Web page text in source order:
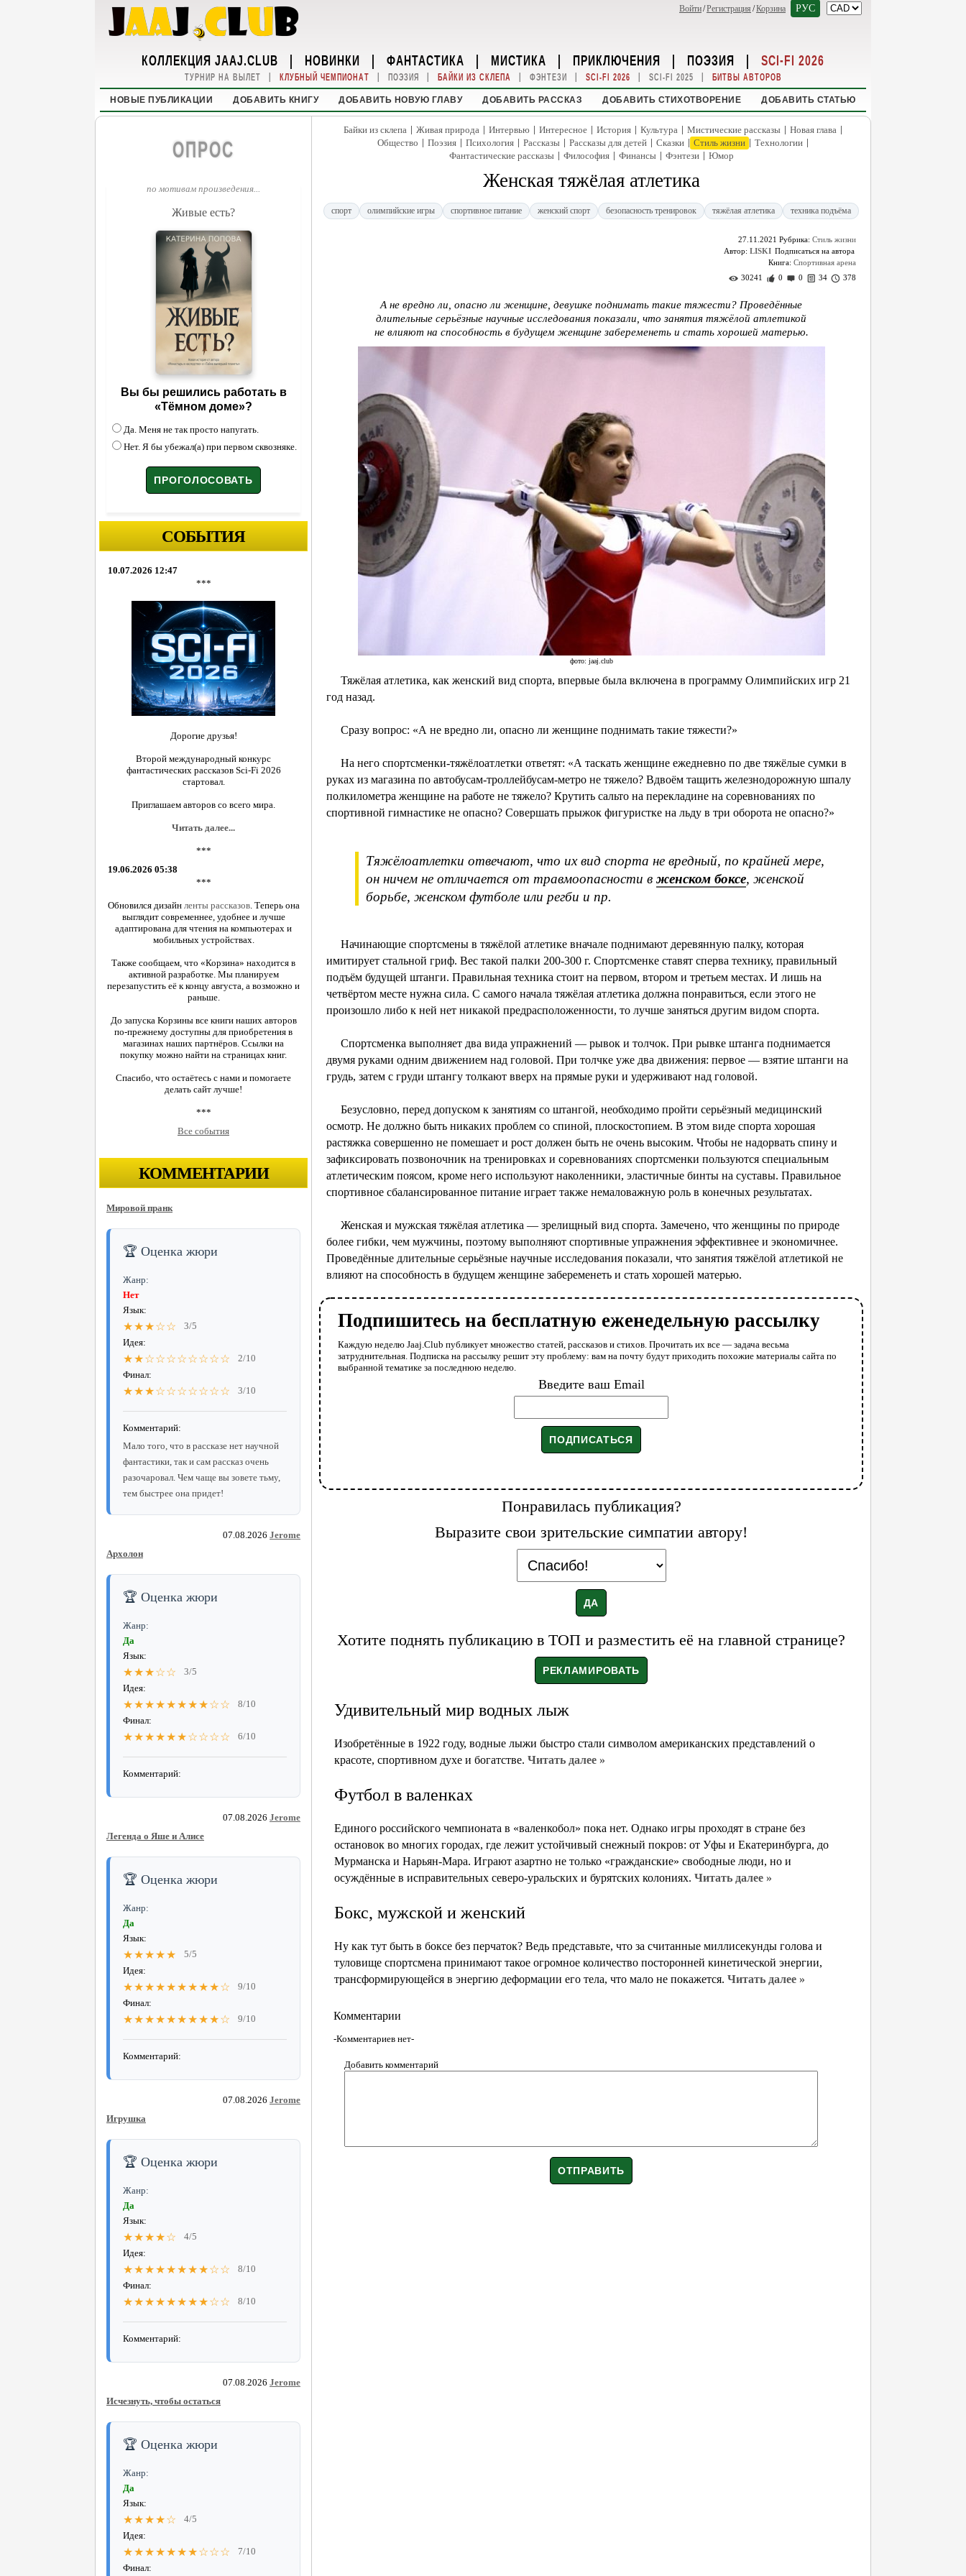
Войти/Регистрация /Корзина РУС
КОЛЛЕКЦИЯ JAAJ.CLUB | НОВИНКИ | ФАНТАСТИКА | МИСТИКА | ПРИКЛЮЧЕНИЯ | ПОЭЗИЯ | SCI-FI 2026
ТУРНИР НА ВЫЛЕТ | КЛУБНЫЙ ЧЕМПИОНАТ | ПОЭЗИЯ | БАЙКИ ИЗ СКЛЕПА | ФЭНТЕЗИ | SCI-FI 2026 | SCI-FI 2025 | БИТВЫ АВТОРОВ
НОВЫЕ ПУБЛИКАЦИИ ДОБАВИТЬ КНИГУ ДОБАВИТЬ НОВУЮ ГЛАВУ ДОБАВИТЬ РАССКАЗ ДОБАВИТЬ СТИХОТВОРЕНИЕ ДОБАВИТЬ СТАТЬЮ
ОПРОС
по мотивам произведения...
Живые есть?
Вы бы решились работать в
«Тёмном доме»?
Да. Меня не так просто напугать.
Нет. Я бы убежал(а) при первом сквозняке.
СОБЫТИЯ
10.07.2026 12:47
***
Дорогие друзья!
Второй международный конкурс
фантастических рассказов Sci-Fi 2026
стартовал.
Приглашаем авторов со всего мира.
Читать далее...
***
19.06.2026 05:38
***
Обновился дизайн ленты рассказов. Теперь она
выглядит современнее, удобнее и лучше
адаптирована для чтения на компьютерах и
мобильных устройствах.
Также сообщаем, что «Корзина» находится в
активной разработке. Мы планируем
перезапустить её к концу августа, а возможно и
раньше.
До запуска Корзины все книги наших авторов
по-прежнему доступны для приобретения в
магазинах наших партнёров. Ссылки на
покупку можно найти на страницах книг.
Спасибо, что остаётесь с нами и помогаете
делать сайт лучше!
***
Все события
КОММЕНТАРИИ
Мировой пранк
🏆 Оценка жюри
Жанр:
Нет
Язык:
★★★☆☆
3/5
Идея:
★★☆☆☆☆☆☆☆☆
2/10
Финал:
★★★☆☆☆☆☆☆☆ 3/10
Комментарий:
Мало того, что в рассказе нет научной
фантастики, так и сам рассказ очень
разочаровал. Чем чаще вы зовете тьму,
тем быстрее она придет!
07.08.2026 Jerome
Архолон
🏆 Оценка жюри
Жанр:
Да
Язык:
★★★☆☆
3/5
Идея:
★★★★★★★★☆☆
8/10
Финал:
★★★★★★☆☆☆☆ 6/10
Комментарий:
07.08.2026 Jerome
Легенда о Яше и Алисе
🏆 Оценка жюри
Жанр:
Да
Язык:
★★★★★
5/5
Идея:
★★★★★★★★★☆
9/10
Финал:
★★★★★★★★★☆ 9/10
Комментарий:
07.08.2026 Jerome
Игрушка
🏆 Оценка жюри
Жанр:
Да
Язык:
★★★★☆
4/5
Идея:
★★★★★★★★☆☆
8/10
Финал:
★★★★★★★★☆☆ 8/10
Комментарий:
07.08.2026 Jerome
Исчезнуть, чтобы остаться
🏆 Оценка жюри
Жанр:
Да
Язык:
★★★★☆
4/5
Идея:
★★★★★★★☆☆☆
7/10
Финал:
Байки из склепа | Живая природа | Интервью | Интересное | История | Культура | Мистические рассказы | Новая глава |
Общество | Поэзия | Психология | Рассказы | Рассказы для детей | Сказки | Стиль жизни | Технологии |
Фантастические рассказы | Философия | Финансы | Фэнтези | Юмор
Женская тяжёлая атлетика
спорт олимпийские игры спортивное питание женский спорт безопасность тренировок тяжёлая атлетика техника подъёма
27.11.2021 Рубрика: Стиль жизни
Автор: LISKI
Книга: Спортивная арена
30241
0 0 34 378
А не вредно ли, опасно ли женщине, девушке поднимать такие тяжести? Проведённые
длительные серьёзные научные исследования показали, что занятия тяжёлой атлетикой
не влияют на способность в будущем женщине забеременеть и стать хорошей матерью.
фото: jaaj.club
Тяжёлая атлетика, как женский вид спорта, впервые была включена в программу Олимпийских игр 21
год назад.
Сразу вопрос: «А не вредно ли, опасно ли женщине поднимать такие тяжести?»
На него спортсменки-тяжёлоатлетки ответят: «А таскать женщине ежедневно по две тяжёлые сумки в
руках из магазина по автобусам-троллейбусам-метро не тяжело? Вдвоём тащить железнодорожную шпалу
полкилометра женщине на работе не тяжело? Крутить сальто на перекладине на соревнованиях по
спортивной гимнастике не опасно? Совершать прыжок фигуристке на льду в три оборота не опасно?»
Тяжёлоатлетки отвечают, что их вид спорта не вредный, по крайней мере,
он ничем не отличается от травмоопасности в женском боксе, женской
борьбе, женском футболе или регби и пр.
Начинающие спортсмены в тяжёлой атлетике вначале поднимают деревянную палку, которая
имитирует стальной гриф. Вес такой палки 200-300 г. Спортсменке ставят сперва технику, правильный
подъём будущей штанги. Правильная техника стоит на первом, втором и третьем местах. И лишь на
четвёртом месте нужна сила. С самого начала тяжёлая атлетика должна понравиться, если этого не
произошло либо к ней нет никакой предрасположенности, то лучше заняться другим видом спорта.
Спортсменка выполняет два вида упражнений — рывок и толчок. При рывке штанга поднимается
двумя руками одним движением над головой. При толчке уже два движения: первое — взятие штанги на
грудь, затем с груди штангу толкают вверх на прямые руки и удерживают над головой.
Безусловно, перед допуском к занятиям со штангой, необходимо пройти серьёзный медицинский
осмотр. Не должно быть никаких проблем со спиной, плоскостопием. В этом виде спорта хорошая
растяжка совершенно не помешает и рост должен быть не очень высоким. Чтобы не надорвать спину и
зафиксировать позвоночник на тренировках и соревнованиях спортсменки пользуются специальным
атлетическим поясом, кроме него используют наколенники, эластичные бинты на суставы. Правильное
спортивное сбалансированное питание играет также немаловажную роль в конечных результатах.
Женская и мужская тяжёлая атлетика — зрелищный вид спорта. Замечено, что женщины по природе
более гибки, чем мужчины, поэтому выполняют спортивные упражнения эффективнее и экономичнее.
Проведённые длительные серьёзные научные исследования показали, что занятия тяжёлой атлетикой не
влияют на способность в будущем женщине забеременеть и стать хорошей матерью.
Подпишитесь на бесплатную еженедельную рассылку
Каждую неделю Jaaj.Club публикует множество статей, рассказов и стихов. Прочитать их все — задача весьма
затруднительная. Подписка на рассылку решит эту проблему: вам на почту будут приходить похожие материалы сайта по
выбранной тематике за последнюю неделю.
Введите ваш Email
Понравилась публикация?
Выразите свои зрительские симпатии автору!
Хотите поднять публикацию в ТОП и разместить её на главной странице?
Удивительный мир водных лыж
Изобретённые в 1922 году, водные лыжи быстро стали символом американских представлений о
красоте, спортивном духе и богатстве. Читать далее »
Футбол в валенках
Единого российского чемпионата в «валенкобол» пока нет. Однако игры проходят в стране без
остановок во многих городах, где лежит устойчивый снежный покров: от Уфы и Екатеринбурга, до
Мурманска и Нарьян-Мара. Играют азартно не только «гражданские» свободные люди, но и
осуждённые в исправительных северо-уральских и бурятских колониях. Читать далее »
Бокс, мужской и женский
Ну как тут быть в боксе без перчаток? Ведь представьте, что за считанные миллисекунды голова и
туловище спортсмена принимают такое огромное количество посторонней кинетической энергии,
трансформирующейся в энергию деформации его тела, что мало не покажется. Читать далее »
Комментарии
-Комментариев нет-
Добавить комментарий